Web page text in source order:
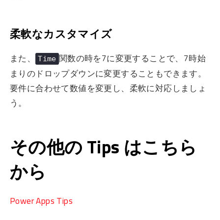
柔軟なカスタマイズ
また、 Time 関数の時を7に変更することで、7時始
まりのドロップダウンに変更することもできます。
要件に合わせて数値を変更し、柔軟に対応しましょ
う。
その他の Tips はこちら
から
Power Apps Tips